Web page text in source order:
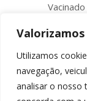
Utilizamos
navegação,
analisar o nosso
Microchip